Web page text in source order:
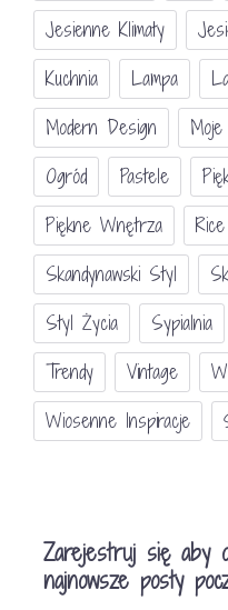
Jesienne Klimaty
Kuchnia
Lampa
Modern Design
Ogród
Pastele
Piękne Wnętrza
Rice
Skandynawski Styl
Styl Życia
Sypialnia
Trendy
Vintage
Wiosenne Inspiracje
Zarejestruj się aby
najnowsze posty